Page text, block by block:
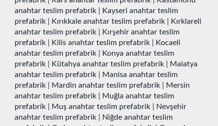
anahtar teslim prefabrik
Kayseri anahtar teslim
prefabrik
Kırıkkale anahtar teslim prefabrik
Kırklareli
anahtar teslim prefabrik
Kırşehir anahtar teslim
prefabrik
Kilis anahtar teslim prefabrik
Kocaeli
anahtar teslim prefabrik
Konya anahtar teslim
prefabrik
Kütahya anahtar teslim prefabrik
Malatya
anahtar teslim prefabrik
Manisa anahtar teslim
prefabrik
Mardin anahtar teslim prefabrik
Mersin
anahtar teslim prefabrik
Muğla anahtar teslim
prefabrik
Muş anahtar teslim prefabrik
Nevşehir
anahtar teslim prefabrik
Niğde anahtar teslim